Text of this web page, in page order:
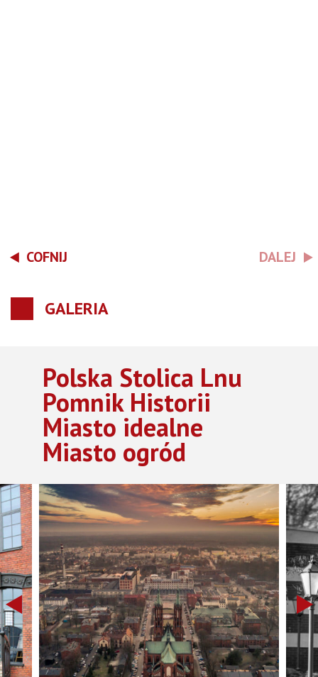
COFNIJ DALEJ
GALERIA
Polska Stolica Lnu
Pomnik Historii
Miasto idealne
Miasto ogród